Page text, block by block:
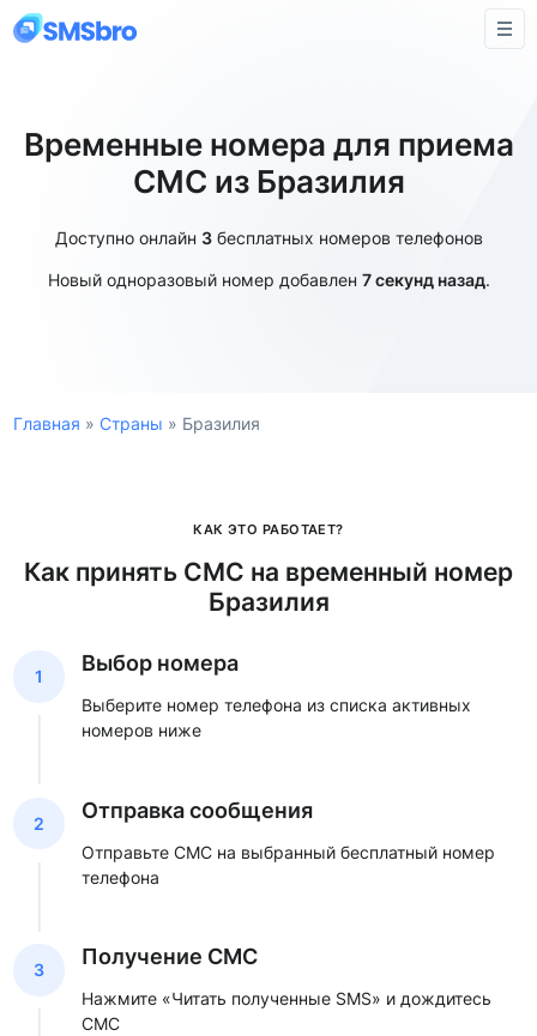
Временные номера для приема
СМС из Бразилия
Доступно онлайн 3бесплатных номеров телефонов
Новый одноразовый номер добавлен 7 секунд назад.
Главная » Страны » Бразилия
КАК ЭТО РАБОТАЕТ?
Как принять СМС на временный номер
Бразилия
1
Выбор номера
Выберите номер телефона из списка активных
номеров ниже
2
Отправка сообщения
Отправьте СМС на выбранный бесплатный номер
телефона
3
Получение СМС
Нажмите «Читать полученные SMS» и дождитесь
СМС